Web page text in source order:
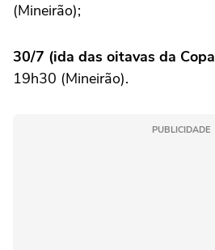
(Mineirão);
30/7 (ida das oitavas da
19h30 (Mineirão).
PUBLICIDADE